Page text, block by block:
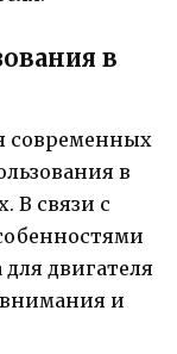
в
современных
в
В связи с
двигателя
и